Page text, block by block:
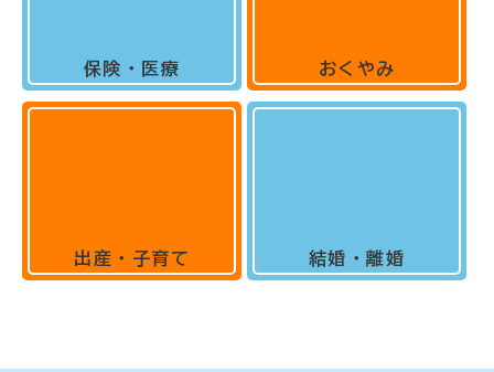
保険・医療
出産・子育て
おくやみ
結婚・離婚